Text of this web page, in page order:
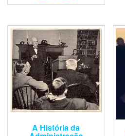
A História da